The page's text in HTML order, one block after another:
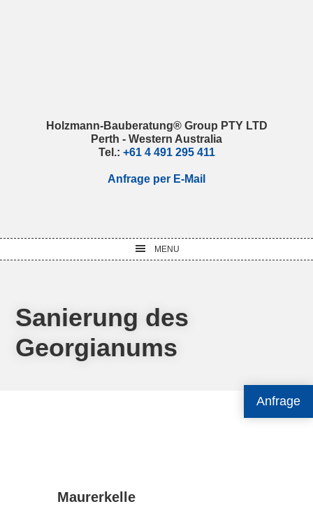
Anfrage
Holzmann-Bauberatung® Group PTY LTD
Perth - Western Australia
Tel.: +61 4 491 295 411
Anfrage per E-Mail
MENU
Sanierung des
Georgianums
Maurerkelle